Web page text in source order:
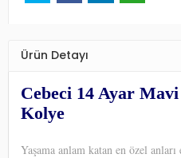
Ürün Detayı
Cebeci 14 Ayar
Kolye
Yaşama anlam katan en özel